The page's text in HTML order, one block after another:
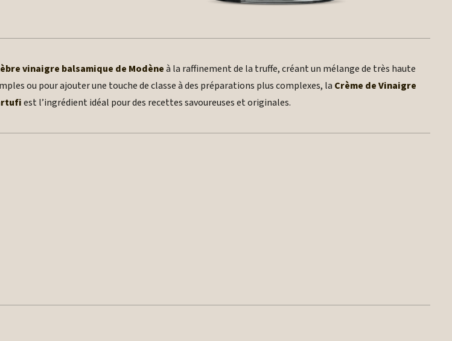
vinaigre balsamique de Modèneà la raffinement de la truffe, créant un mélange de très haute
ou pour ajouter une touche de classe à des préparations plus complexes, la Crème de Vinaigre
est l’ingrédient idéal pour des recettes savoureuses et originales.